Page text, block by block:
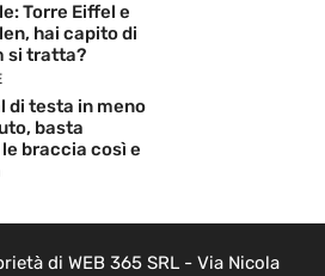
Torre Eiffel e
hai capito di
si tratta?
di testa in meno
basta
braccia così e
di WEB 365 SRL - Via Nicola